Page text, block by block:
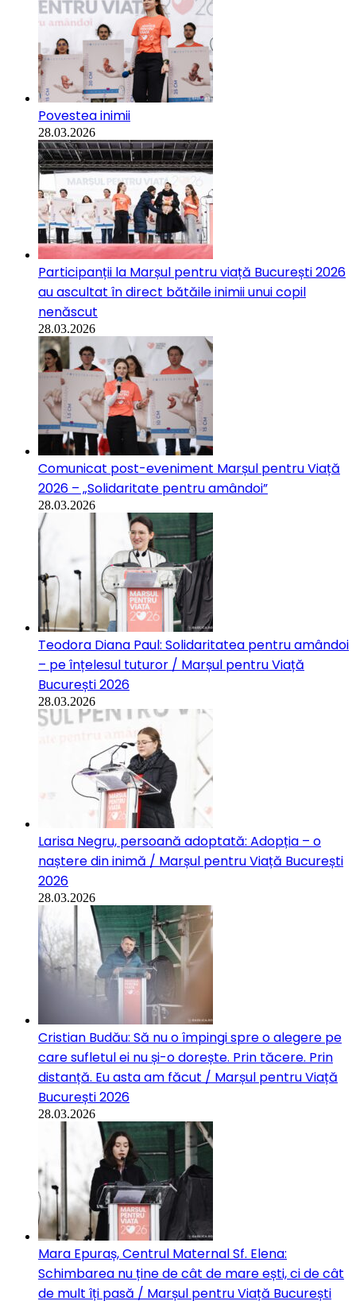
Povestea inimii
28.03.2026
Participanții la Marșul pentru viață București 2026
au ascultat în direct bătăile inimii unui copil
nenăscut
28.03.2026
Comunicat post-eveniment Marșul pentru Viață
2026 – „Solidaritate pentru amândoi”
28.03.2026
Teodora Diana Paul: Solidaritatea pentru amândoi
– pe înțelesul tuturor / Marșul pentru Viață
București 2026
28.03.2026
Larisa Negru, persoană adoptată: Adopția – o
naștere din inimă / Marșul pentru Viață București
2026
28.03.2026
Cristian Budău: Să nu o împingi spre o alegere pe
care sufletul ei nu și-o dorește. Prin tăcere. Prin
distanță. Eu asta am făcut / Marșul pentru Viață
București 2026
28.03.2026
Mara Epuraș, Centrul Maternal Sf. Elena:
Schimbarea nu ține de cât de mare ești, ci de cât
de mult îți pasă / Marșul pentru Viață București